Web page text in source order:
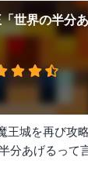
世界の半分
王城を再び攻
分あげるって